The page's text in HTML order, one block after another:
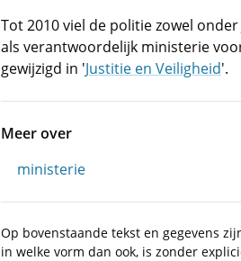
Tot 2010 viel de politie zowel
als verantwoordelijk ministerie
gewijzigd in 'Justitie en Veiligheid'.
Meer over
ministerie
Op bovenstaande tekst en gegevens
in welke vorm dan ook, is zonder